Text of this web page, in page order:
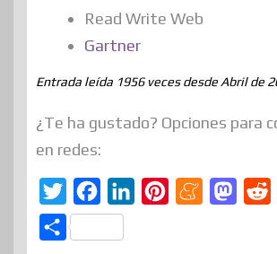
Read Write Web
Gartner
Entrada leída 1956 veces desde Abril de
¿Te ha gustado? Opciones para
en redes:
w
a
c
M
M
C